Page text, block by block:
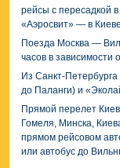
рейсы с пересадкой
«Аэросвит» — в
Поезда Москва —
часов в зависимости
Из Санкт-
до Паланги) и
Прямой перелет
Гомеля, Минска,
прямом рейсовом
или автобус до